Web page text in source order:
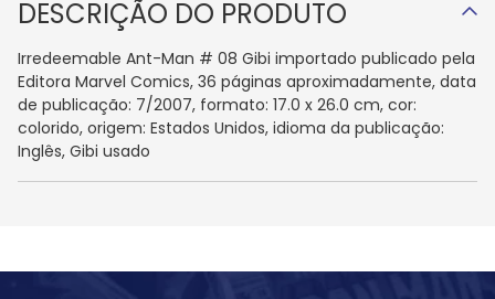
DESCRIÇÃO DO PRODUTO
Irredeemable Ant-Man # 08 Gibi importado publicado pela
Editora Marvel Comics, 36 páginas aproximadamente, data
de publicação: 7/2007, formato: 17.0 x 26.0 cm, cor:
colorido, origem: Estados Unidos, idioma da publicação:
Inglês, Gibi usado